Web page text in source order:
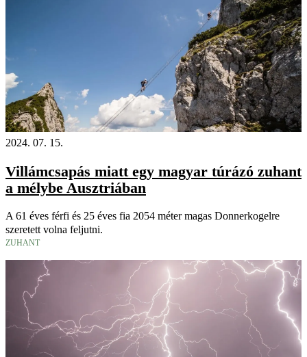
2024. 07. 15.
Villámcsapás miatt egy magyar túrázó zuhant
a mélybe Ausztriában
A 61 éves férfi és 25 éves fia 2054 méter magas Donnerkogelre
szeretett volna feljutni.
ZUHANT